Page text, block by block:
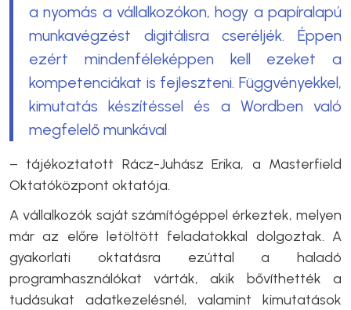
a nyomás a vállalkozókon, hogy a papíralapú
munkavégzést digitálisra cseréljék. Éppen
ezért mindenféleképpen kell ezeket a
kompetenciákat is fejleszteni. Függvényekkel,
kimutatás készítéssel és a Wordben való
megfelelő munkával
– tájékoztatott Rácz-Juhász Erika, a Masterfield
Oktatóközpont oktatója.
A vállalkozók saját számítógéppel érkeztek, melyen
már az előre letöltött feladatokkal dolgoztak. A
gyakorlati oktatásra ezúttal a haladó
programhasználókat várták, akik bővíthették a
tudásukat adatkezelésnél, valamint kimutatások